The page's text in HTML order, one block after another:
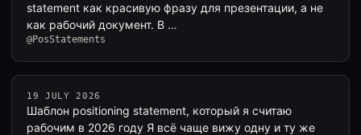
statement как красивую фразу для презентации, а не
как рабочий документ. В …
@PosStatements
19 JULY 2026
Шаблон positioning statement, который я считаю
рабочим в 2026 году Я всё чаще вижу одну и ту же